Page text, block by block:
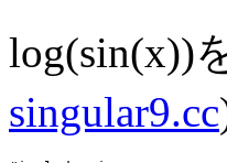
log(sin(x))
singular9.cc